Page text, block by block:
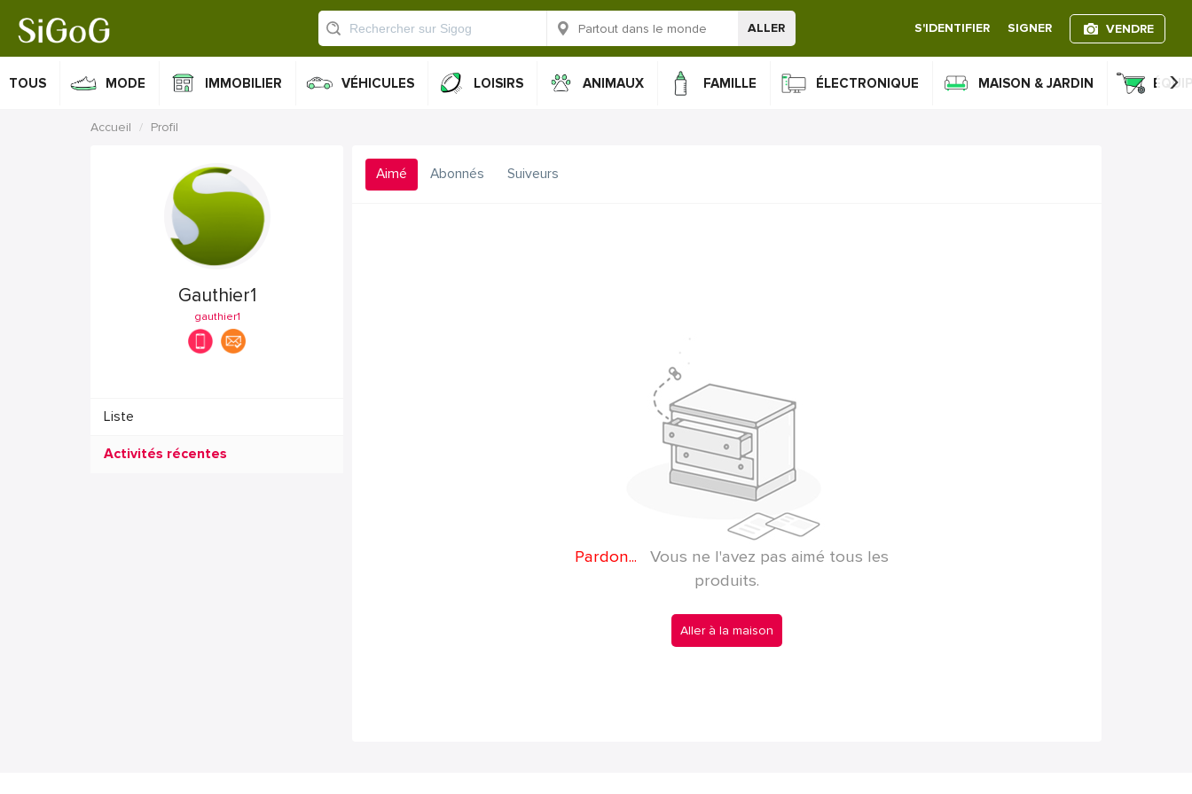
ALLER S'IDENTIFIER SIGNER VENDRE
TOUS MODE IMMOBILIER VÉHICULES LOISIRS ANIMAUX FAMILLE ÉLECTRONIQUE MAISON & JARDIN ›
Accueil Profil
Gauthier1
gauthier1
Liste
Activités récentes
Aimé Abonnés Suiveurs
Pardon...
Vous ne l'avez pas aimé tous les
produits.
Aller à la maison